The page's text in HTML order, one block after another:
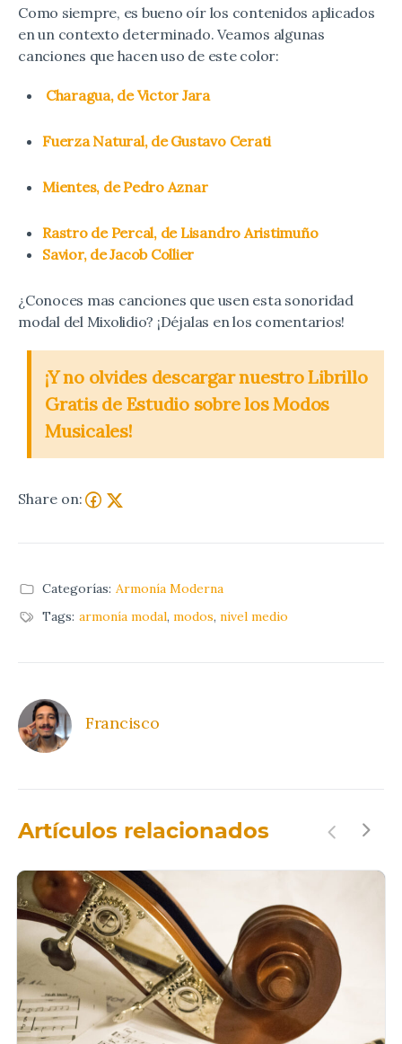
Como siempre, es bueno oír los contenidos aplicados
en un contexto determinado. Veamos algunas
canciones que hacen uso de este color:
Charagua, de Victor Jara
Fuerza Natural, de Gustavo Cerati
Mientes, de Pedro Aznar
Rastro de Percal, de Lisandro Aristimuño
Savior, de Jacob Collier
¿Conoces mas canciones que usen esta sonoridad
modal del Mixolidio? ¡Déjalas en los comentarios!
¡Y no olvides descargar nuestro Librillo
Gratis de Estudio sobre los Modos
Musicales!
Share on:
Categorías: Armonía Moderna
Tags: armonía modal, modos, nivel medio
Francisco
Artículos relacionados